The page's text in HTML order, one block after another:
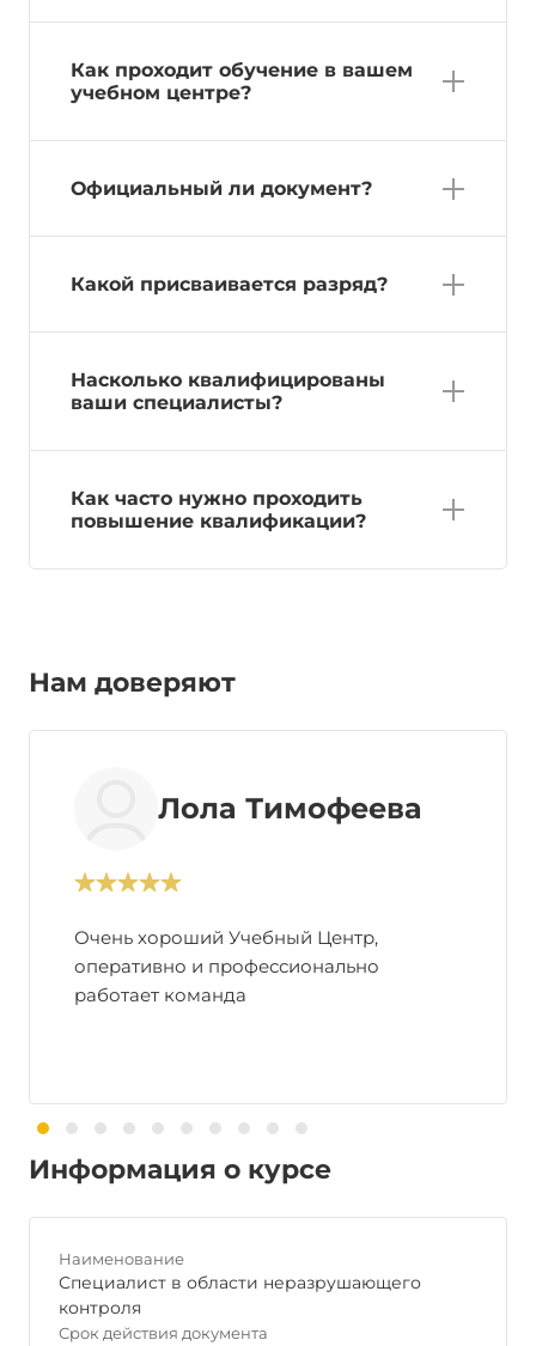
Как проходит обучение в вашем
учебном центре?
Официальный ли документ?
Какой присваивается разряд?
Насколько квалифицированы
ваши специалисты?
Как часто нужно проходить
повышение квалификации?
Нам доверяют
Лола Тимофеева
Очень хороший Учебный Центр,
оперативно и профессионально
работает команда
Информация о курсе
Наименование
Специалист в области неразрушающего
контроля
Срок действия документа